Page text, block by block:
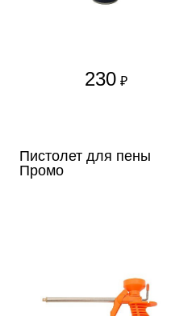
230 ₽
Пистолет для пены
Промо